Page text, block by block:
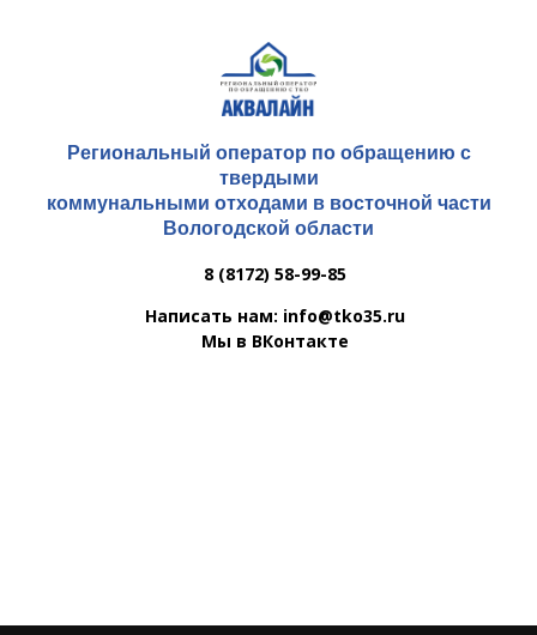
Региональный оператор по обращению с
твердыми
коммунальными отходами в восточной части
Вологодской области
8 (8172) 58-99-85
Написать нам: info@tko35.ru
Мы в ВКонтакте